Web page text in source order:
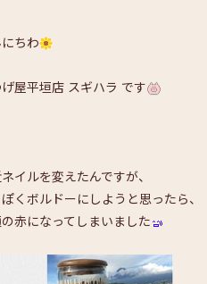
ちわ
屋平垣店 スギハラ です
イルを変えたんですが、
くボルドーにしようと思ったら、
赤になってしまいました